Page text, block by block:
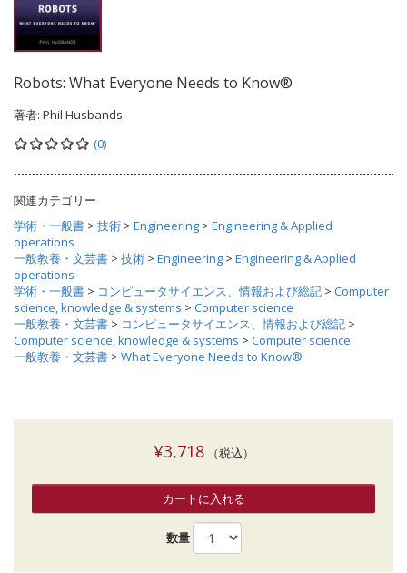
Robots: What Everyone Needs to Know®
著者: Phil Husbands
(0)
関連カテゴリー
学術・一般書 > 技術 > Engineering > Engineering & Applied
operations
一般教養・文芸書 > 技術 > Engineering > Engineering & Applied
operations
学術・一般書 > コンピュータサイエンス、情報および総記 > Computer
science, knowledge & systems > Computer science
一般教養・文芸書 > コンピュータサイエンス、情報および総記 >
Computer science, knowledge & systems > Computer science
一般教養・文芸書 > What Everyone Needs to Know®
¥3,718（税込）
カートに入れる
数量